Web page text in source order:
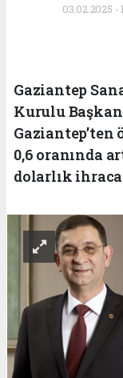
03.02.2025 -
Gaziantep
Kurulu
Gaziantep’ten
0,6 oranında
dolarlık